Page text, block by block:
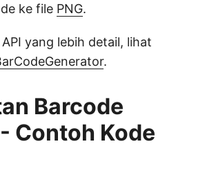
ke file PNG.
yang lebih detail, lihat
.
Barcode
Contoh Kode